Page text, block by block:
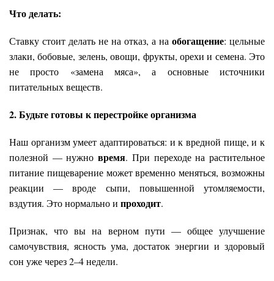
Что делать:
Ставку стоит делать не на отказ, а на обогащение: цельные
злаки, бобовые, зелень, овощи, фрукты, орехи и семена. Это
не просто «замена мяса», а основные источники
питательных веществ.
2. Будьте готовы к перестройке организма
Наш организм умеет адаптироваться: и к вредной пище, и к
полезной — нужновремя. При переходе на растительное
питание пищеварение может временно меняться, возможны
реакции — вроде сыпи, повышенной утомляемости,
вздутия. Это нормально и проходит.
Признак, что вы на верном пути — общее улучшение
самочувствия, ясность ума, достаток энергии и здоровый
сон уже через 2–4 недели.